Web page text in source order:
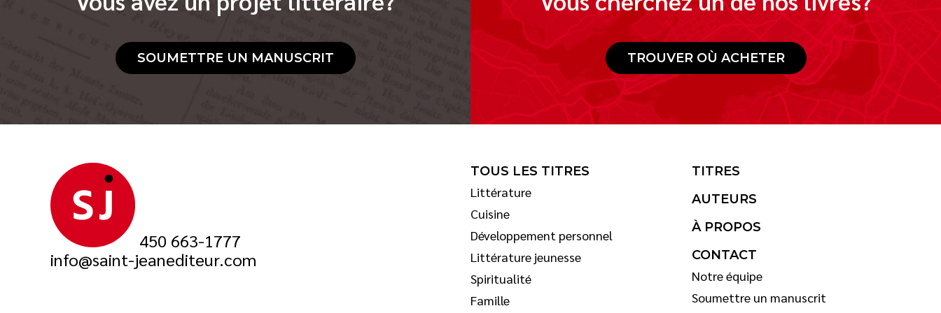
SOUMETTRE UN MANUSCRIT TROUVER OÙ ACHETER
450 663-1777
info@saint-jeanediteur.com
TOUS LES TITRES
Littérature
Cuisine
Développement personnel
Littérature jeunesse
Spiritualité
Famille
TITRES
AUTEURS
À PROPOS
CONTACT
Notre équipe
Soumettre un manuscrit